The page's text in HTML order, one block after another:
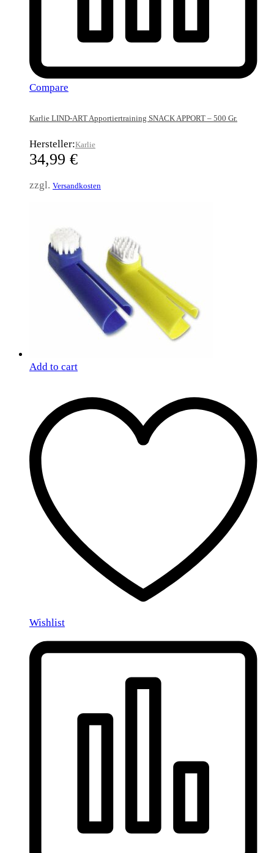
Compare
Karlie LIND-ART Apportiertraining SNACK APPORT – 500 Gr.
Hersteller:Karlie
34,99 €
zzgl. Versandkosten
Add to cart
Wishlist